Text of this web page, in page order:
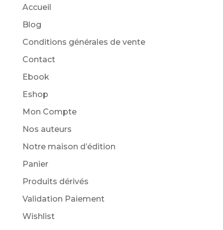
Accueil
Blog
Conditions générales de vente
Contact
Ebook
Eshop
Mon Compte
Nos auteurs
Notre maison d’édition
Panier
Produits dérivés
Validation Paiement
Wishlist